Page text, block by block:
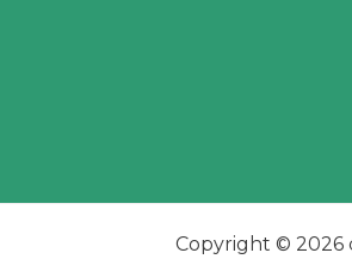
Copyright © 2026